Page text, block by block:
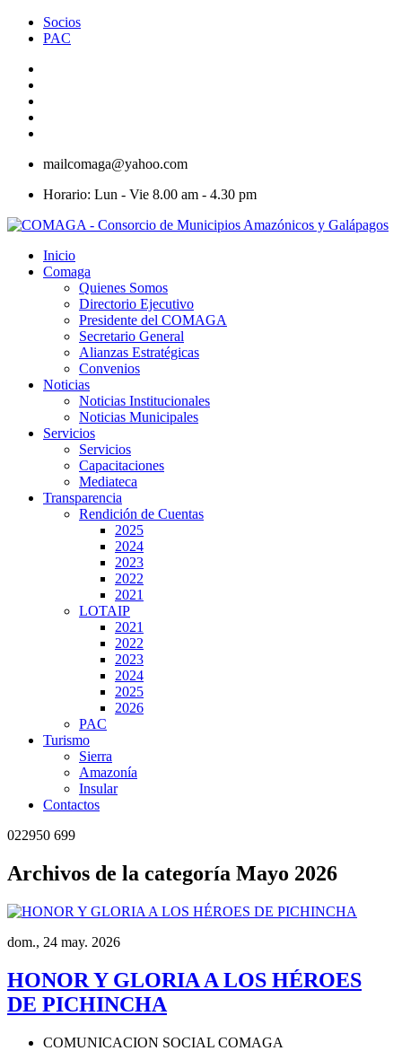
Socios
PAC
mailcomaga@yahoo.com
Horario: Lun - Vie 8.00 am - 4.30 pm
Inicio
Comaga
Quienes Somos
Directorio Ejecutivo
Presidente del COMAGA
Secretario General
Alianzas Estratégicas
Convenios
Noticias
Noticias Institucionales
Noticias Municipales
Servicios
Servicios
Capacitaciones
Mediateca
Transparencia
Rendición de Cuentas
2025
2024
2023
2022
2021
LOTAIP
2021
2022
2023
2024
2025
2026
PAC
Turismo
Sierra
Amazonía
Insular
Contactos
022950 699
Archivos de la categoría Mayo 2026
dom., 24 may. 2026
HONOR Y GLORIA A LOS HÉROES
DE PICHINCHA
COMUNICACION SOCIAL COMAGA